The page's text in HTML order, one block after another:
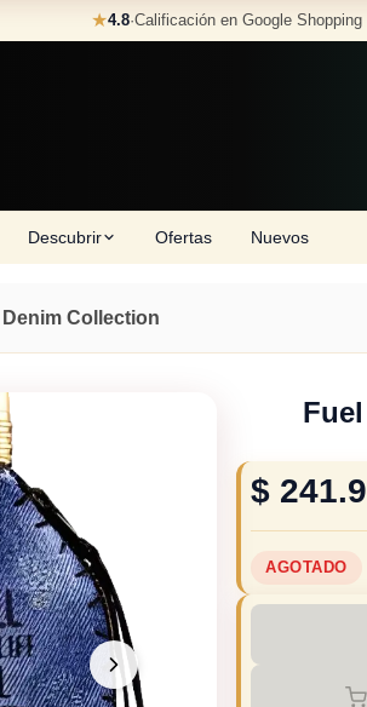
★4.8·Calificación en Google Shopping
Descubrir Ofertas Nuevos
Collection
$
AGOTADO